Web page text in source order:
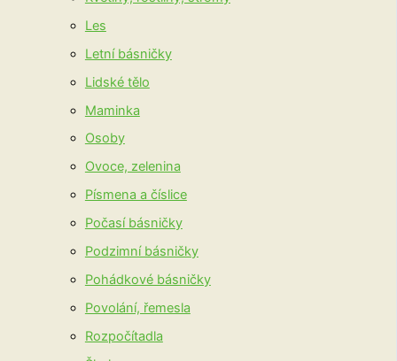
Les
Letní básničky
Lidské tělo
Maminka
Osoby
Ovoce, zelenina
Písmena a číslice
Počasí básničky
Podzimní básničky
Pohádkové básničky
Povolání, řemesla
Rozpočítadla